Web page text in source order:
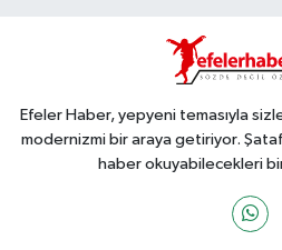
Efeler Haber, yepyeni temasıyla
modernizmi bir araya getiriyor.
haber okuyabilecekleri